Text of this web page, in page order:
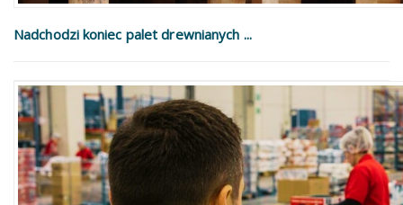
Nadchodzi koniec palet drewnianych ...